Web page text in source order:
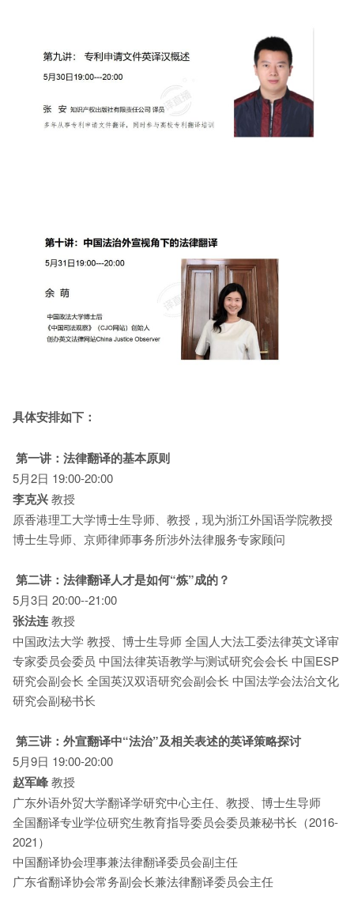
具体安排如下：
第一讲：法律翻译的基本原则
5月2日 19:00-20:00
李克兴教授
原香港理工大学博士生导师、教授，现为浙江外国语学院教授
博士生导师、京师律师事务所涉外法律服务专家顾问
第二讲：法律翻译人才是如何“炼”成的？
5月3日 20:00--21:00
张法连教授
中国政法大学 教授、博士生导师 全国人大法工委法律英文译审
专家委员会委员 中国法律英语教学与测试研究会会长 中国ESP
研究会副会长 全国英汉双语研究会副会长 中国法学会法治文化
研究会副秘书长
第三讲：外宣翻译中“法治”及相关表述的英译策略探讨
5月9日 19:00-20:00
赵军峰教授
广东外语外贸大学翻译学研究中心主任、教授、博士生导师
全国翻译专业学位研究生教育指导委员会委员兼秘书长（2016-
2021）
中国翻译协会理事兼法律翻译委员会副主任
广东省翻译协会常务副会长兼法律翻译委员会主任